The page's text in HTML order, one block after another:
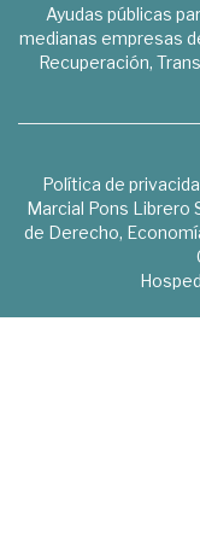
Ayudas públicas
medianas empresas
Recuperación,
Política de
Marcial Pons Librero
de Derecho,